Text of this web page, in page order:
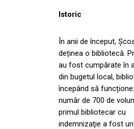
Istoric
În anii de început,
deținea o bibliotecă.
au fost cumpărate în
din bugetul local,
începând să
număr de 700 de
primul bibliotecar cu
indemnizaţie a fost